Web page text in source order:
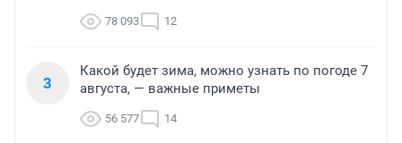
78 093 12
3
Какой будет зима, можно узнать по погоде 7
августа, — важные приметы
56 577 14